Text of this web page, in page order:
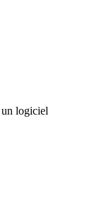
un logiciel